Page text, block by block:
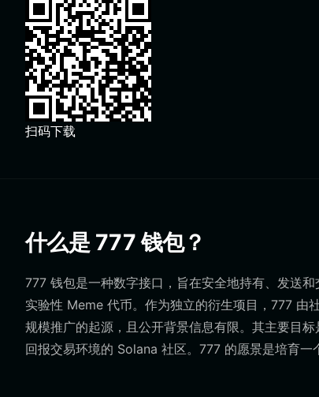
扫码下载
什么是 777 钱包？
777 钱包是一种数字接口，旨在安全地持有、发送
实验性 Meme 代币。作为独立的衍生项目，777 由
规模推广的起源，且公开背景信息有限。其主要目
回报交易环境的 Solana 社区。777 的愿景是培育一